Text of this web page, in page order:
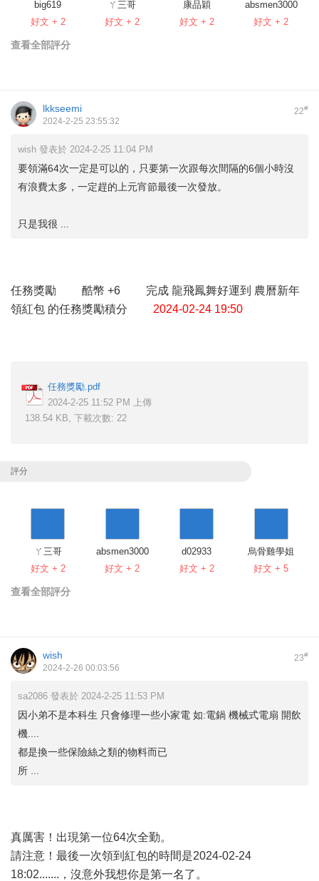
big619
好文 + 2
ㄚ三哥
好文 + 2
康品穎
好文 + 2
absmen3000
好文 + 2
查看全部評分
22#
lkkseemi
2024-2-25 23:55:32
wish 發表於 2024-2-25 11:04 PM
要領滿64次一定是可以的，只要第一次跟每次間隔的6個小時沒
有浪費太多，一定趕的上元宵節最後一次發放。
只是我很 ...
任務獎勵 酷幣 +6 完成 龍飛鳳舞好運到 農曆新年
領紅包 的任務獎勵積分 2024-02-24 19:50
任務獎勵.pdf
2024-2-25 11:52 PM 上傳
138.54 KB, 下載次數: 22
評分
ㄚ三哥
好文 + 2
absmen3000
好文 + 2
d02933
好文 + 2
烏骨雞學姐
好文 + 5
查看全部評分
23#
wish
2024-2-26 00:03:56
sa2086 發表於 2024-2-25 11:53 PM
因小弟不是本科生 只會修理一些小家電 如:電鍋 機械式電扇 開飲
機....
都是換一些保險絲之類的物料而已
所 ...
真厲害！出現第一位64次全勤。
請注意！最後一次領到紅包的時間是2024-02-24
18:02.......，沒意外我想你是第一名了。